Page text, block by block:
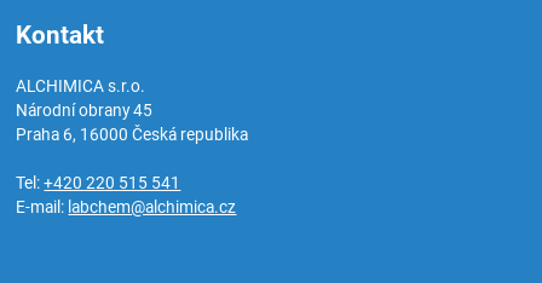
Kontakt
ALCHIMICA s.r.o.
Národní obrany 45
Praha 6, 16000Česká republika
Tel:+420 220 515 541
E-mail: labchem@alchimica.cz